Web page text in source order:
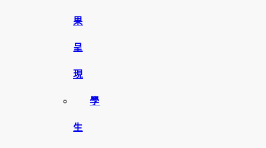
果
呈
現
學
生